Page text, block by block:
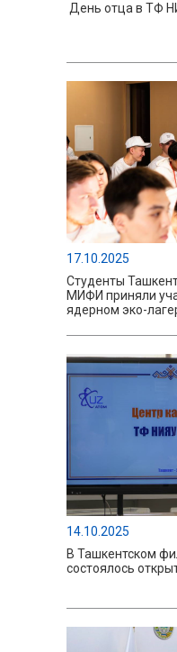
День отца в ТФ
17.10.2025
Студенты
МИФИ приняли
ядерном эко-
14.10.2025
В Ташкентском
состоялось